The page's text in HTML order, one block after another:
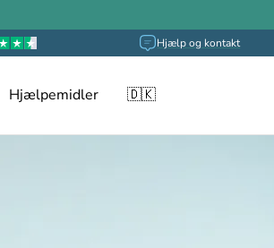
Hjælp og kontakt
Hjælpemidler 🇩🇰